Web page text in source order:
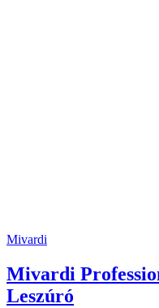
Mivardi
Mivardi
Leszúró